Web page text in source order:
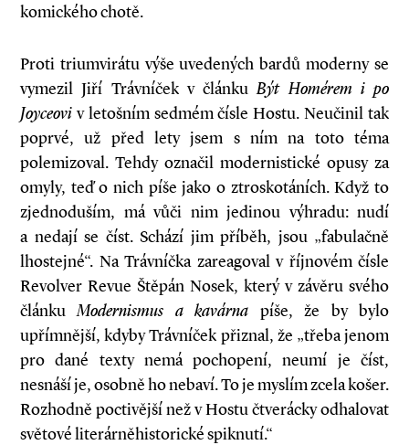
komického chotě.
Proti triumvirátu výše uvedených bardů moderny se
vymezil Jiří Trávníček v článkuBýt Homérem i po
Joyceoviv letošním sedmém čísle Hostu. Neučinil tak
poprvé, už před lety jsem s ním na toto téma
polemizoval. Tehdy označil modernistické opusy za
omyly, teď o nich píše jako o ztroskotáních. Když to
zjednoduším, má vůči nim jedinou výhradu: nudí
a nedají se číst. Schází jim příběh, jsou „fabulačně
lhostejné“. Na Trávníčka zareagoval v říjnovém čísle
Revolver Revue Štěpán Nosek, který v závěru svého
článkuModernismus a kavárna píše, že by bylo
upřímnější, kdyby Trávníček přiznal, že „třeba jenom
pro dané texty nemá pochopení, neumí je číst,
nesnáší je, osobně ho nebaví. To je myslím zcela košer.
Rozhodně poctivější než v Hostu čtverácky odhalovat
světové literárněhistorické spiknutí.“